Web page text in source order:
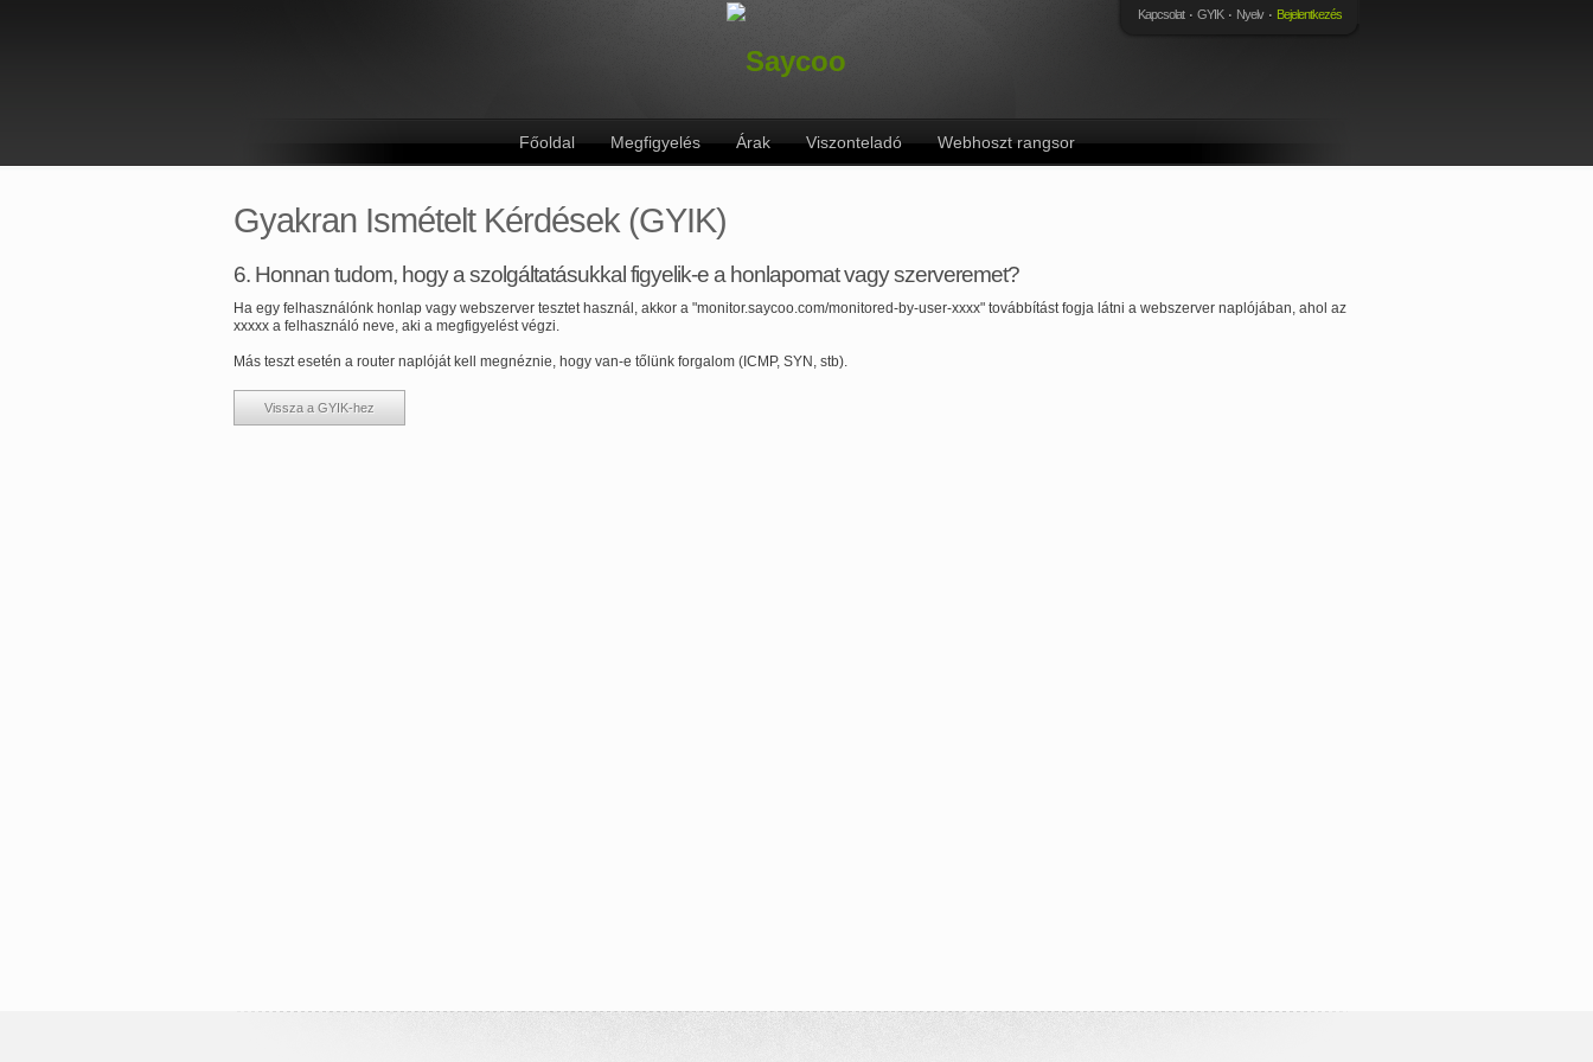
Kapcsolat GYIK Nyelv Bejelentkezés
Főoldal Megfigyelés Árak Viszonteladó Webhoszt rangsor
Gyakran Ismételt Kérdések (GYIK)
6. Honnan tudom, hogy a szolgáltatásukkal figyelik-e a honlapomat vagy szerveremet?
Ha egy felhasználónk honlap vagy webszerver tesztet használ, akkor a "monitor.saycoo.com/monitored-by-user-xxxx" továbbítást fogja látni a webszerver naplójában, ahol az
xxxxx a felhasználó neve, aki a megfigyelést végzi.
Más teszt esetén a router naplóját kell megnéznie, hogy van-e tőlünk forgalom (ICMP, SYN, stb).
Vissza a GYIK-hez